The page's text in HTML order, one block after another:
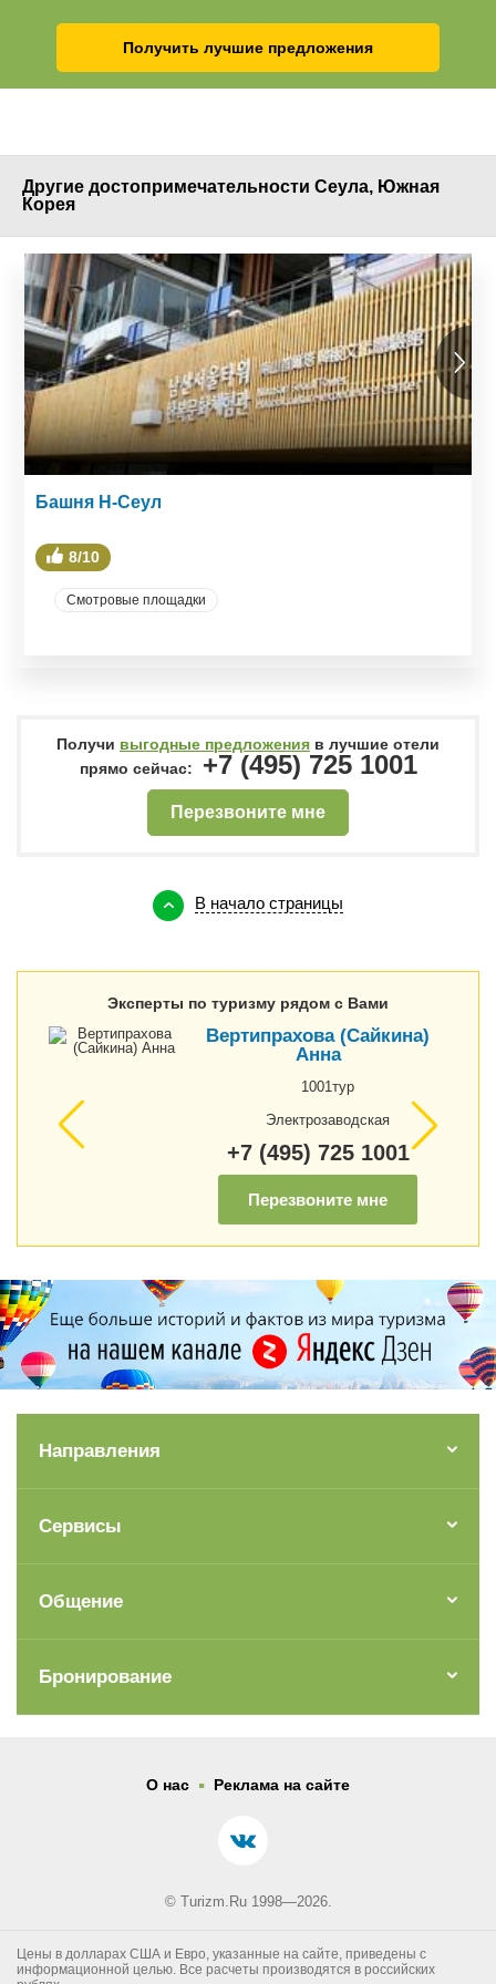
Получить лучшие предложения
Другие достопримечательности Сеула, Южная
Корея
Башня Н-Сеул
8/10
Смотровые площадки
Получи выгодные предложения в лучшие отели
прямо сейчас:
+7 (495) 725 1001
Перезвоните мне
В начало страницы
Эксперты по туризму рядом с Вами
Вертипрахова (Сайкина)
Анна
1001тур
Электрозаводская
+7 (495) 725 1001
Перезвоните мне
Направления
Сервисы
Общение
Бронирование
О нас . Реклама на сайте
© Turizm.Ru 1998—2026.
Цены в долларах США и Евро, указанные на сайте, приведены с
информационной целью. Все расчеты производятся в российских